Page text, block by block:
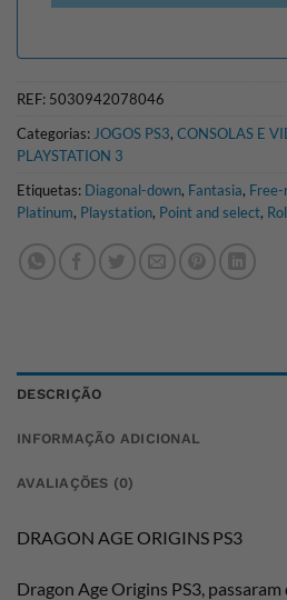
REF: 5030942078046
Categorias:JOGOS PS3, CONSOLAS E
PLAYSTATION 3
Etiquetas: Diagonal-down, Fantasia,
Platinum, Playstation, Point and select,
DESCRIÇÃO
INFORMAÇÃO ADICIONAL
AVALIAÇÕES (0)
DRAGON AGE ORIGINS PS3
Dragon Age Origins PS3,